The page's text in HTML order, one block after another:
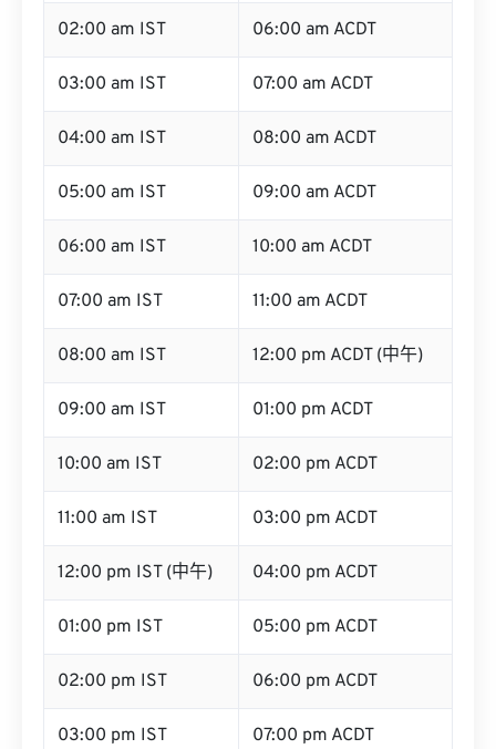
02:00 am IST 06:00 am ACDT
03:00 am IST 07:00 am ACDT
04:00 am IST 08:00 am ACDT
05:00 am IST 09:00 am ACDT
06:00 am IST 10:00 am ACDT
07:00 am IST 11:00 am ACDT
08:00 am IST 12:00 pm ACDT (中午)
09:00 am IST 01:00 pm ACDT
10:00 am IST 02:00 pm ACDT
11:00 am IST 03:00 pm ACDT
12:00 pm IST (中午) 04:00 pm ACDT
01:00 pm IST 05:00 pm ACDT
02:00 pm IST 06:00 pm ACDT
03:00 pm IST 07:00 pm ACDT